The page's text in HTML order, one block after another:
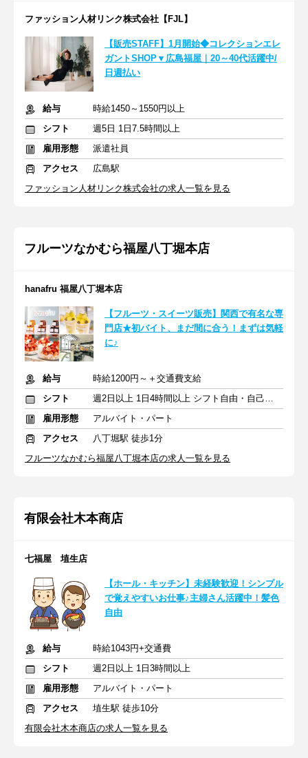
ファッション人材リンク株式会社【FJL】
【販売STAFF】1月開始◆コレクションエレ
ガントSHOP▼広島福屋｜20～40代活躍中/
日週払い
給与
時給1450～1550円以上
シフト
週5日 1日7.5時間以上
雇用形態
派遣社員
アクセス
広島駅
ファッション人材リンク株式会社の求人一覧を見る
フルーツなかむら福屋八丁堀本店
hanafru 福屋八丁堀本店
【フルーツ・スイーツ販売】関西で有名な専
門店★初バイト、まだ間に合う！まずは気軽
に♪
給与
時給1200円～＋交通費支給
シフト
週2日以上 1日4時間以上 シフト自由・自己申告
雇用形態
アルバイト・パート
アクセス
八丁堀駅 徒歩1分
フルーツなかむら福屋八丁堀本店の求人一覧を見る
有限会社木本商店
七福屋 埴生店
【ホール・キッチン】未経験歓迎！シンプル
で覚えやすいお仕事♪主婦さん活躍中！髪色
自由
給与
時給1043円+交通費
シフト
週2日以上 1日3時間以上
雇用形態
アルバイト・パート
アクセス
埴生駅 徒歩10分
有限会社木本商店の求人一覧を見る